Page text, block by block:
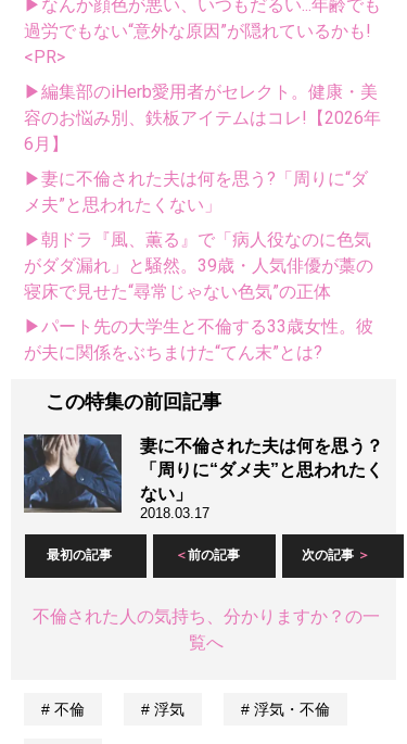
▶なんか顔色が悪い、いつもだるい...年齢でも
過労でもない“意外な原因”が隠れているかも!
<PR>
▶編集部のiHerb愛用者がセレクト。健康・美
容のお悩み別、鉄板アイテムはコレ!【2026年
6月】
▶妻に不倫された夫は何を思う?「周りに“ダ
メ夫”と思われたくない」
▶朝ドラ『風、薫る』で「病人役なのに色気
がダダ漏れ」と騒然。39歳・人気俳優が藁の
寝床で見せた“尋常じゃない色気”の正体
▶パート先の大学生と不倫する33歳女性。彼
が夫に関係をぶちまけた“てん末”とは?
この特集の前回記事
妻に不倫された夫は何を思う？
「周りに“ダメ夫”と思われたく
ない」
2018.03.17
最初の記事 前の記事 次の記事
不倫された人の気持ち、分かりますか？の一
覧へ
不倫 浮気 浮気・不倫